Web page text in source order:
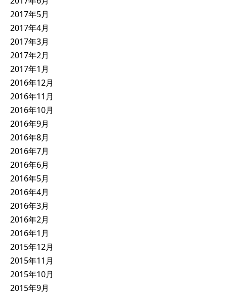
2017年5月
2017年4月
2017年3月
2017年2月
2017年1月
2016年12月
2016年11月
2016年10月
2016年9月
2016年8月
2016年7月
2016年6月
2016年5月
2016年4月
2016年3月
2016年2月
2016年1月
2015年12月
2015年11月
2015年10月
2015年9月